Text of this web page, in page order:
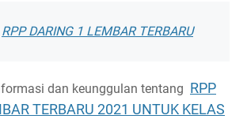
RPP DARING 1 LEMBAR TERBARU
dan keunggulan tentang RPP
TERBARU 2021 UNTUK KELAS